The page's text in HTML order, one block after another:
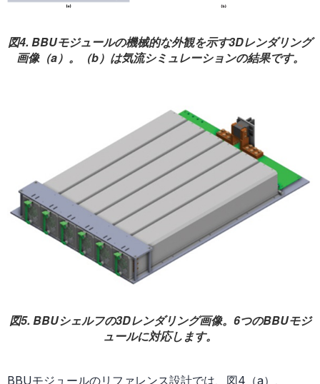
図4. BBUモジュールの機械的な外観を示す3Dレンダリング
画像（a）。（b）は気流シミュレーションの結果です。
図5. BBUシェルフの3Dレンダリング画像。6つのBBUモジ
ュールに対応します。
BBUモジュールのリファレンス設計では、図4（a）、